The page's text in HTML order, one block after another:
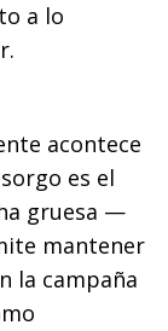
a lo
acontece
es el
gruesa —
mantener
la campaña